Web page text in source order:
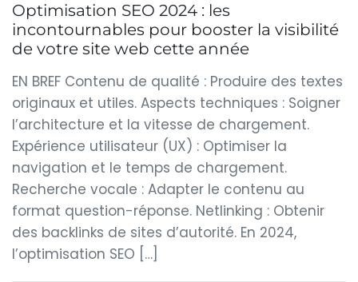
Optimisation SEO 2024 : les
incontournables pour booster la visibilité
de votre site web cette année
EN BREF Contenu de qualité : Produire des textes
originaux et utiles. Aspects techniques : Soigner
l’architecture et la vitesse de chargement.
Expérience utilisateur (UX) : Optimiser la
navigation et le temps de chargement.
Recherche vocale : Adapter le contenu au
format question-réponse. Netlinking : Obtenir
des backlinks de sites d’autorité. En 2024,
l’optimisation SEO […]